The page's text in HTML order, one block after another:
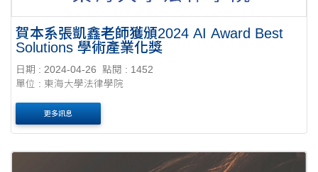
賀本系張凱鑫老師獲頒2024 AI Award Best
Solutions 學術產業化獎
日期 : 2024-04-26
點閱 : 1452
單位 : 東海大學法律學院
更多訊息